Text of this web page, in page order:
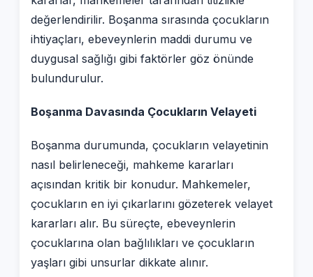
değerlendirilir. Boşanma sırasında çocukların
ihtiyaçları, ebeveynlerin maddi durumu ve
duygusal sağlığı gibi faktörler göz önünde
bulundurulur.
Boşanma Davasında Çocukların Velayeti
Boşanma durumunda, çocukların velayetinin
nasıl belirleneceği, mahkeme kararları
açısından kritik bir konudur. Mahkemeler,
çocukların en iyi çıkarlarını gözeterek velayet
kararları alır. Bu süreçte, ebeveynlerin
çocuklarına olan bağlılıkları ve çocukların
yaşları gibi unsurlar dikkate alınır.